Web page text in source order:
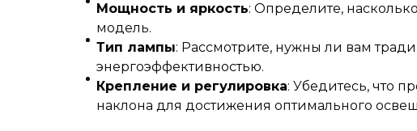
Мощность и яркость: Определите,
модель.
Тип лампы: Рассмотрите, нужны ли вам
энергоэффективностью.
Крепление и регулировка: Убедитесь, что
наклона для достижения оптимального